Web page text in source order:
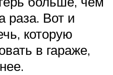
раза. Вот и
которую
в гараже,